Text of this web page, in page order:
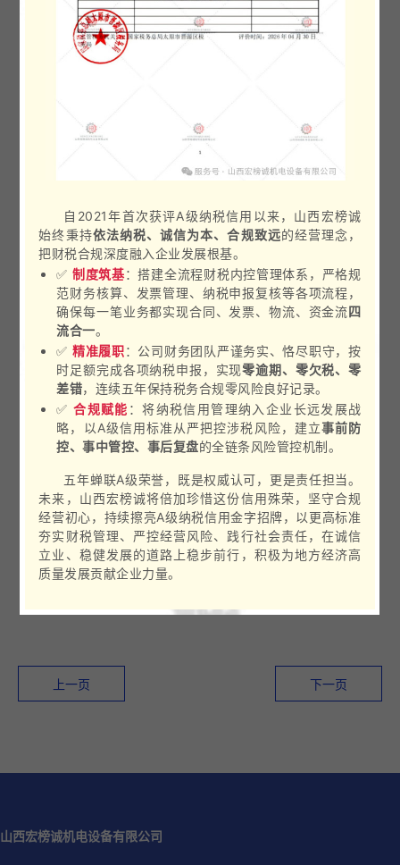
自2021年首次获评A级纳税信用以来，山西宏榜诚
始终秉持依法纳税、诚信为本、合规致远的经营理念，
把财税合规深度融入企业发展根基。
✅ 制度筑基：搭建全流程财税内控管理体系，严格规
范财务核算、发票管理、纳税申报复核等各项流程，
确保每一笔业务都实现合同、发票、物流、资金流四
流合一。
✅ 精准履职：公司财务团队严谨务实、恪尽职守，按
时足额完成各项纳税申报，实现零逾期、零欠税、零
差错，连续五年保持税务合规零风险良好记录。
✅合规赋能 ：将纳税信用管理纳入企业长远发展战
略，以A级信用标准从严把控涉税风险，建立事前防
控、事中管控、事后复盘的全链条风险管控机制。
五年蝉联A级荣誉，既是权威认可，更是责任担当。
未来，山西宏榜诚将倍加珍惜这份信用殊荣，坚守合规
经营初心，持续擦亮A级纳税信用金字招牌，以更高标准
夯实财税管理、严控经营风险、践行社会责任，在诚信
立业、稳健发展的道路上稳步前行，积极为地方经济高
质量发展贡献企业力量。
上一页 下一页
山西宏榜诚机电设备有限公司